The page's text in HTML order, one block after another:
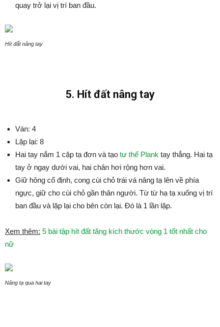
quay trở lại vị trí ban đầu.
Hít đất nâng tay
5. Hít đất nâng tay
Ván: 4
Lặp lại: 8
Hai tay nắm 1 cặp tạ đơn và tạo tư thế Plank tay thẳng. Hai tạ
tay ở ngay dưới vai, hai chân hơi rộng hơn vai.
Giữ hông cố định, cong cùi chỏ trái vá nâng tạ lên về phía
ngực, giữ cho cùi chỏ gần thân người. Từ từ hạ tạ xuống vị trí
ban đầu và lặp lại cho bên còn lại. Đó là 1 lần lặp.
Xem thêm: 5 bài tập hít đất tăng kích thước vòng 1 tốt nhất cho
nữ
Nâng tạ qua hai tay